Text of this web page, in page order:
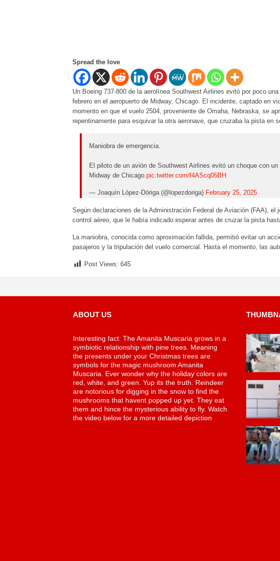
Spread the love
Un Boeing 737-800 de la aerolínea Southwest Airlines evitó por poco
febrero en el aeropuerto de Midway, Chicago. El incidente, captado en
momento en que el vuelo 2504, proveniente de Omaha, Nebraska, se
repentinamente para esquivar la otra aeronave, que cruzaba la pista en
Maniobra de emergencia.
El piloto de un avión de Southwest Airlines evitó un choque con
Midway de Chicago.pic.twitter.com/f4AScq05BH
— Joaquín López-Dóriga (@lopezdoriga) February 25, 2025
Según declaraciones de la Administración Federal de Aviación (FAA), el
control aéreo, que le había indicado esperar antes de cruzar la pista
La maniobra, conocida como aproximación fallida, permitió evitar un
pasajeros y la tripulación del vuelo comercial. Hasta el momento, las
Post Views: 645
ABOUT US
Interesting fact: The Amanita Muscaria grows in a
symbiotic relationship with pine trees. Meaning
the presents under your Christmas trees are
symbols for the magic mushroom Amanita
Muscaria. Ever wonder why the holiday colors are
red, white, and green. Yup its the truth. Reindeer
are notorious for digging in the snow to find the
mushrooms that havent popped up yet. They eat
them and hince the mysterious ability to fly. Watch
the video below for a more detailed depiction